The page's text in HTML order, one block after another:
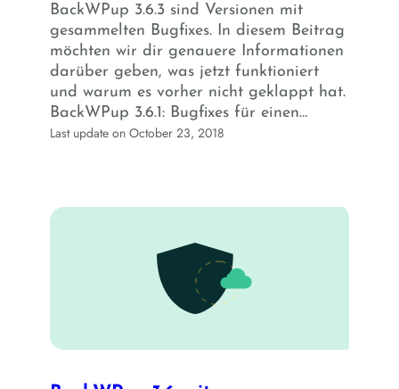
BackWPup 3.6.3 sind Versionen mit
gesammelten Bugfixes. In diesem Beitrag
möchten wir dir genauere Informationen
darüber geben, was jetzt funktioniert
und warum es vorher nicht geklappt hat.
BackWPup 3.6.1: Bugfixes für einen…
Last update on October 23, 2018